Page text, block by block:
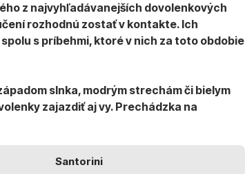
z najvyhľadávanejších dovolenkových
rozhodnú zostať v kontakte. Ich
s príbehmi, ktoré v nich za toto obdobie
slnka, modrým strechám či bielym
zajazdiť aj vy. Prechádzka na
Santorini